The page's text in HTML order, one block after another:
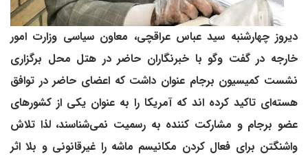
دیروز چهارشنبه سید عباس عراقچی، معاون سیاسی وزارت امور
خارجه در گفت وگو با خبرنگاران حاضر در هتل محل برگزاری
نشست کمیسیون برجام عنوان داشت که اعضای حاضر در توافق
هسته‌ای تاکید کرده اند که آمریکا را به عنوان یکی از کشورهای
عضو برجام و مشارکت کننده به رسمیت نمی‌شناسند، لذا تلاش
واشنگتن برای فعال کردن مکانیسم ماشه را غیرقانونی و بلا اثر